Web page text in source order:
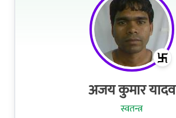
अजय कुमार यादव
स्वतन्त्र